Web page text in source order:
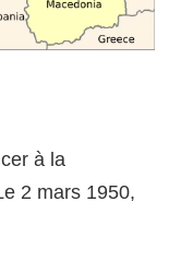
à la
2 mars 1950,